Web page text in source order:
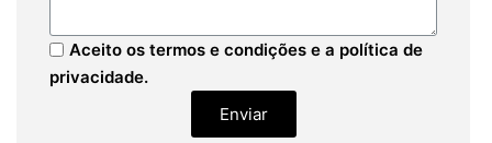
Aceito os termos e condições e a política de
privacidade.
Enviar